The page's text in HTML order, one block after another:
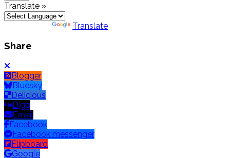
Translate »
Translate
Share
Blogger
Bluesky
Delicious
Digg
Email
Facebook
Facebook messenger
Flipboard
Google